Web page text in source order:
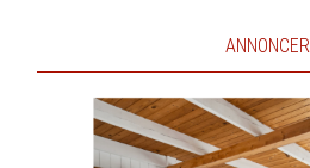
ANNONCER